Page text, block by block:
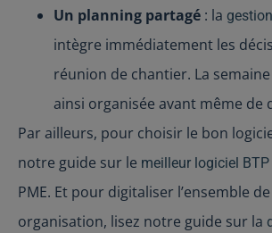
Un planning partagé : la
intègre immédiatement les
réunion de chantier. La
ainsi organisée avant même de
Par ailleurs, pour choisir le bon
notre guide sur le meilleur logiciel BTP
PME. Et pour digitaliser l’ensemble
organisation, lisez notre guide sur la